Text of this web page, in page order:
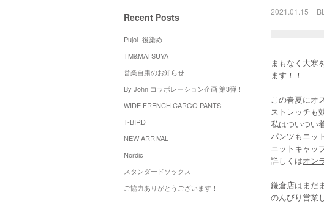
2021.01.15
まもなく大寒
ます！！
この春夏にオ
ストレッチも
私はついつい
パンツもニッ
ニットキャッ
詳しくはオン
鎌倉店はまだ
のんびり営業
Recent Posts
Pujol -後染め-
TM&MATSUYA
営業自粛のお知らせ
By John コラボレーション企画 第3弾！
WIDE FRENCH CARGO PANTS
T-BIRD
NEW ARRIVAL
Nordic
スタンダードソックス
ご協力ありがとうございます！